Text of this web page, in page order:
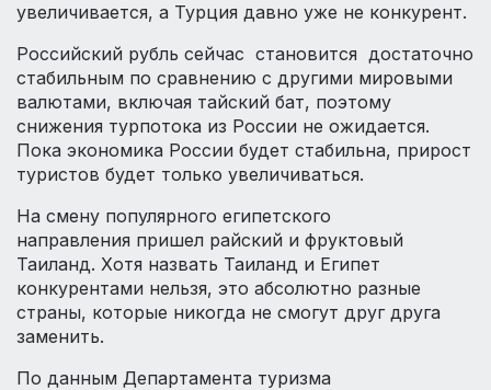
увеличивается, а Турция давно уже не конкурент.
Российский рубль сейчас становится достаточно
стабильным по сравнению с другими мировыми
валютами, включая тайский бат, поэтому
снижения турпотока из России не ожидается.
Пока экономика России будет стабильна, прирост
туристов будет только увеличиваться.
На смену популярного египетского
направления пришел райский и фруктовый
Таиланд. Хотя назвать Таиланд и Египет
конкурентами нельзя, это абсолютно разные
страны, которые никогда не смогут друг друга
заменить.
По данным Департамента туризма